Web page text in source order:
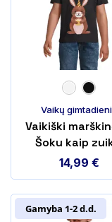
Vaikų
Vaikiški
Šoku kaip
14,99 €
Gamyba 1-2 d.d.